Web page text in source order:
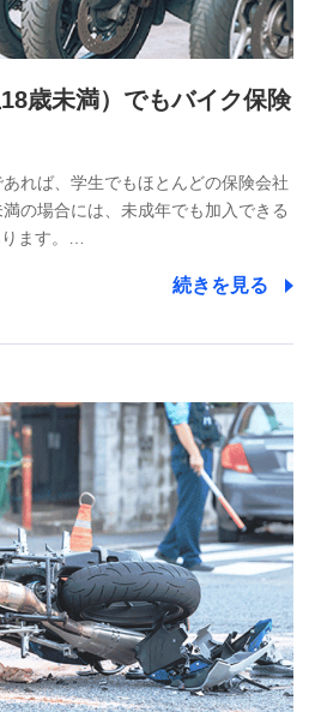
る情報
お問合せ内容の正確な把握のため
実施するため
情報
続きのため、当社と従業員または従
、営業情報の提供業務、契約締結手
およびこれらに準ずる業務の遂行
るため
らに準ずる業務の遂行のため
ラウド並びに法人向けASPサー
歳未満）でもバイク保険
れば、学生でもほとんどの保険会社
の場合には、未成年でも加入できる
ります。…
続きを見る